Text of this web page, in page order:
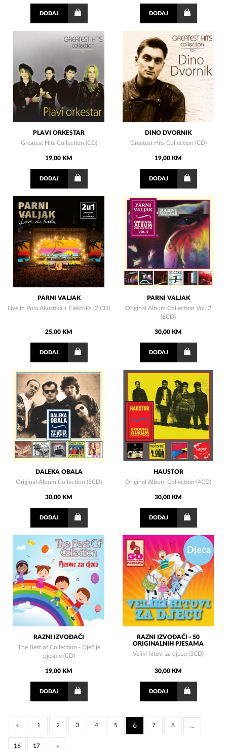
DODAJ DODAJ
PLAVI ORKESTAR
Greatest Hits Collection (CD)
19,00 KM
DODAJ
DINO DVORNIK
Greatest Hits Collection (CD)
19,00 KM
DODAJ
PARNI VALJAK
Live in Pula Akustika + Elektrika (2 CD)
25,00 KM
DODAJ
PARNI VALJAK
Original Album Collection Vol. 2
(6CD)
30,00 KM
DODAJ
DALEKA OBALA
Original Album Collection (5CD)
30,00 KM
DODAJ
HAUSTOR
Original Album Collection (4CD)
30,00 KM
DODAJ
RAZNI IZVOĐAČI
The Best of Collection - Dječije
pjesme (CD)
19,00 KM
DODAJ
Djeca
RAZNI IZVOĐAČI - 50
ORIGINALNIH PJESAMA
Veliki hitovi za djecu (3CD)
30,00 KM
DODAJ
« 1 2 3 4 5 6 7 8 ...
16 17 »